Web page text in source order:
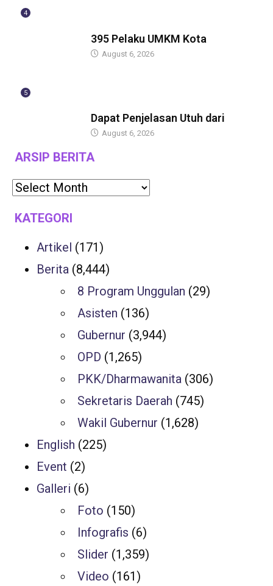
4
395 Pelaku UMKM Kota
August 6, 2026
5
Dapat Penjelasan Utuh dari
August 6, 2026
ARSIP BERITA
KATEGORI
Artikel (171)
Berita (8,444)
8 Program Unggulan (29)
Asisten (136)
Gubernur (3,944)
OPD (1,265)
PKK/Dharmawanita (306)
Sekretaris Daerah (745)
Wakil Gubernur (1,628)
English (225)
Event (2)
Galleri (6)
Foto (150)
Infografis (6)
Slider (1,359)
Video (161)